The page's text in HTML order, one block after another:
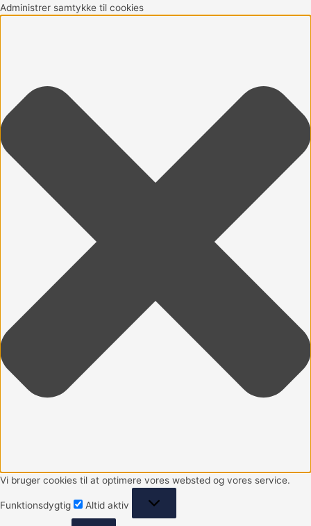
Administrer samtykke til cookies
Vi bruger cookies til at optimere vores websted og vores service.
Funktionsdygtig
Funktionsdygtig
Altid aktiv
Præferencer
Statistikker
Marketing
Gå